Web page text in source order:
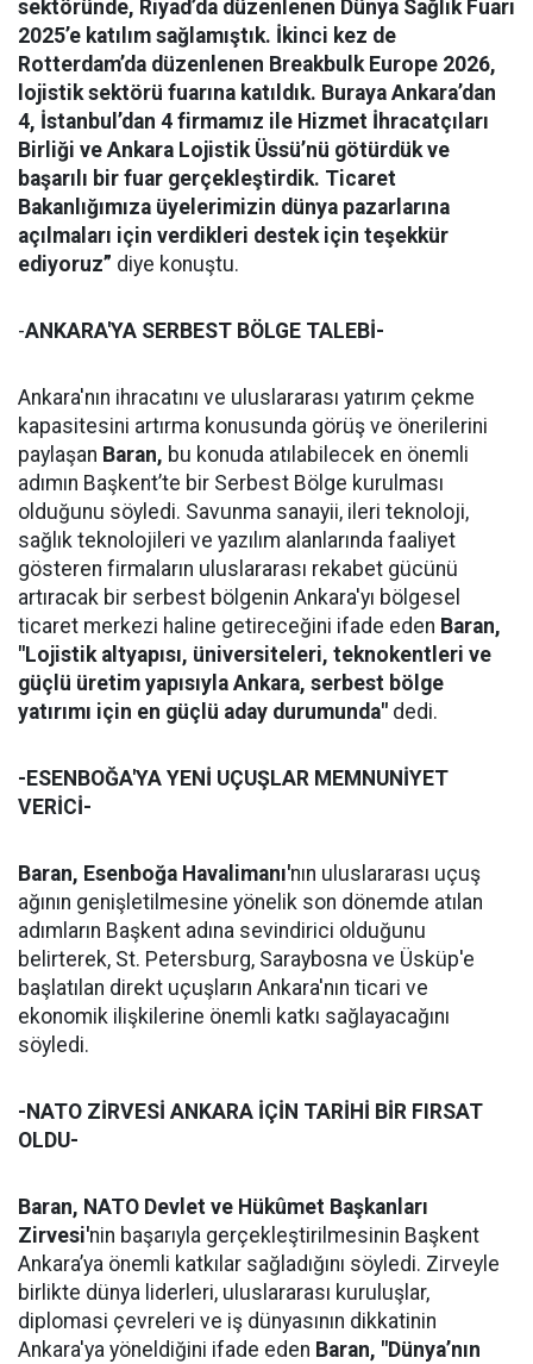
sektöründe, Riyad’da düzenlenen Dünya Sağlık Fuarı
2025’e katılım sağlamıştık. İkinci kez de
Rotterdam’da düzenlenen Breakbulk Europe 2026,
lojistik sektörü fuarına katıldık. Buraya Ankara’dan
4, İstanbul’dan 4 firmamız ile Hizmet İhracatçıları
Birliği ve Ankara Lojistik Üssü’nü götürdük ve
başarılı bir fuar gerçekleştirdik. Ticaret
Bakanlığımıza üyelerimizin dünya pazarlarına
açılmaları için verdikleri destek için teşekkür
ediyoruz” diye konuştu.
-ANKARA'YA SERBEST BÖLGE TALEBİ-
Ankara'nın ihracatını ve uluslararası yatırım çekme
kapasitesini artırma konusunda görüş ve önerilerini
paylaşan Baran, bu konuda atılabilecek en önemli
adımın Başkent’te bir Serbest Bölge kurulması
olduğunu söyledi. Savunma sanayii, ileri teknoloji,
sağlık teknolojileri ve yazılım alanlarında faaliyet
gösteren firmaların uluslararası rekabet gücünü
artıracak bir serbest bölgenin Ankara'yı bölgesel
ticaret merkezi haline getireceğini ifade eden Baran,
"Lojistik altyapısı, üniversiteleri, teknokentleri ve
güçlü üretim yapısıyla Ankara, serbest bölge
yatırımı için en güçlü aday durumunda" dedi.
-ESENBOĞA'YA YENİ UÇUŞLAR MEMNUNİYET
VERİCİ-
Baran, Esenboğa Havalimanı'nın uluslararası uçuş
ağının genişletilmesine yönelik son dönemde atılan
adımların Başkent adına sevindirici olduğunu
belirterek, St. Petersburg, Saraybosna ve Üsküp'e
başlatılan direkt uçuşların Ankara'nın ticari ve
ekonomik ilişkilerine önemli katkı sağlayacağını
söyledi.
-NATO ZİRVESİ ANKARA İÇİN TARİHİ BİR FIRSAT
OLDU-
Baran, NATO Devlet ve Hükûmet Başkanları
Zirvesi'nin başarıyla gerçekleştirilmesinin Başkent
Ankara’ya önemli katkılar sağladığını söyledi. Zirveyle
birlikte dünya liderleri, uluslararası kuruluşlar,
diplomasi çevreleri ve iş dünyasının dikkatinin
Ankara'ya yöneldiğini ifade eden Baran, "Dünya’nın